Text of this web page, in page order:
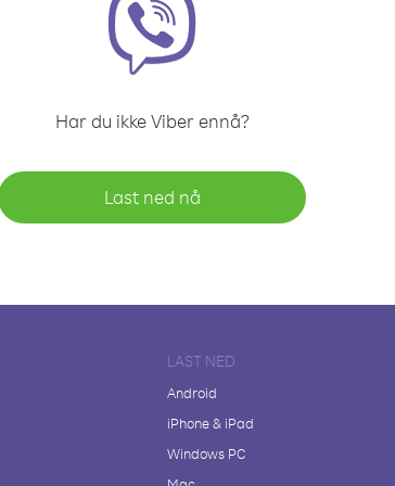
Har du ikke Viber ennå?
Last ned nå
LAST NED
Android
iPhone & iPad
Windows PC